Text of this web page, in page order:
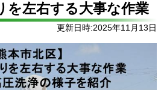
を左右する大事な作業
更新日時:2025年11月13日